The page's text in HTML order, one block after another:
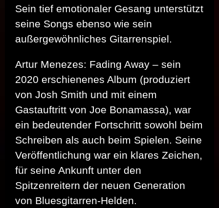
Sein tief emotionaler Gesang unterstützt
seine Songs ebenso wie sein
außergewöhnliches Gitarrenspiel.
Artur Menezes: Fading Away – sein
2020 erschienenes Album (produziert
von Josh Smith und mit einem
Gastauftritt von Joe Bonamassa), war
ein bedeutender Fortschritt sowohl beim
Schreiben als auch beim Spielen. Seine
Veröffentlichung war ein klares Zeichen,
für seine Ankunft unter den
Spitzenreitern der neuen Generation
von Bluesgitarren-Helden.